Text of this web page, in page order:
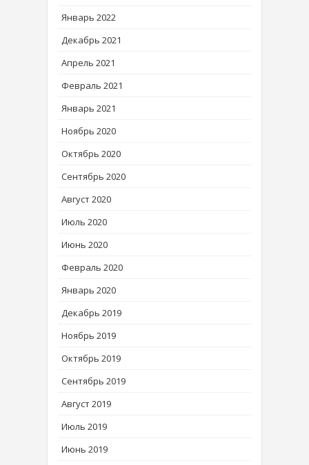
Январь 2022
Декабрь 2021
Апрель 2021
Февраль 2021
Январь 2021
Ноябрь 2020
Октябрь 2020
Сентябрь 2020
Август 2020
Июль 2020
Июнь 2020
Февраль 2020
Январь 2020
Декабрь 2019
Ноябрь 2019
Октябрь 2019
Сентябрь 2019
Август 2019
Июль 2019
Июнь 2019